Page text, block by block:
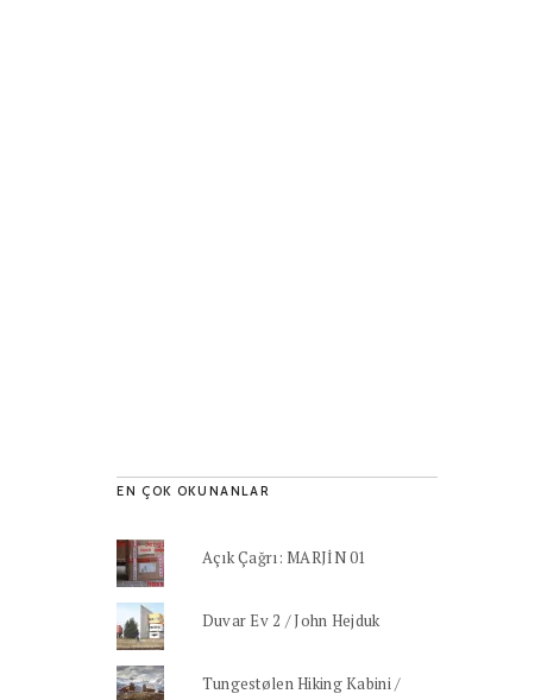
EN ÇOK OKUNANLAR
Açık Çağrı: MARJİN 01
Duvar Ev 2 / John Hejduk
Tungestølen Hiking Kabini /